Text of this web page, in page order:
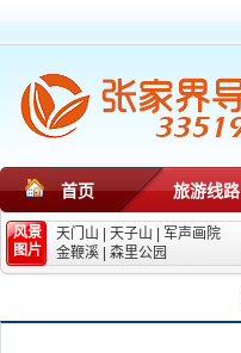
首页 旅游线路
风景
图片
天门山 天子山
军声画院
金鞭溪
森里公园